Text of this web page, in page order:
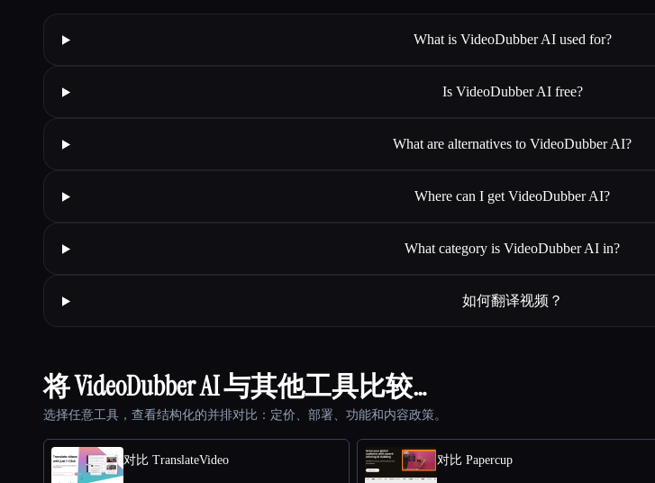
What is VideoDubber AI used for?
Is VideoDubber AI free?
What are alternatives to VideoDubber AI?
Where can I get VideoDubber AI?
What category is VideoDubber AI in?
如何翻译视频？
将 VideoDubber AI 与其他工具比较…
选择任意工具，查看结构化的并排对比：定价、部署、功能和内容政策。
对比 TranslateVideo 对比 Papercup